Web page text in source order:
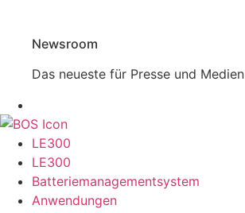
Newsroom
Das neueste für Presse und Medien
LE300
LE300
Batteriemanagementsystem
Anwendungen